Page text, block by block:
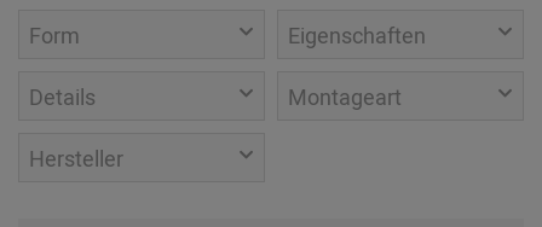
Form Eigenschaften
Details Montageart
Hersteller